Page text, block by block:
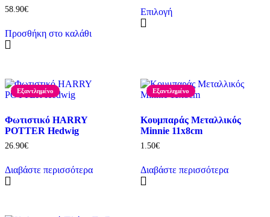
58.90€
Προσθήκη στο καλάθι
Επιλογή
Αυτό
Οι
επιλογές
να
επιλεγούν
στη
σελίδα
προϊόντος
Εξαντλημένο
Φωτιστικό HARRY
POTTER Hedwig
26.90€
Διαβάστε περισσότερα
Εξαντλημένο
Κουμπαράς Μεταλλικός
Minnie 11x8cm
1.50€
Διαβάστε περισσότερα